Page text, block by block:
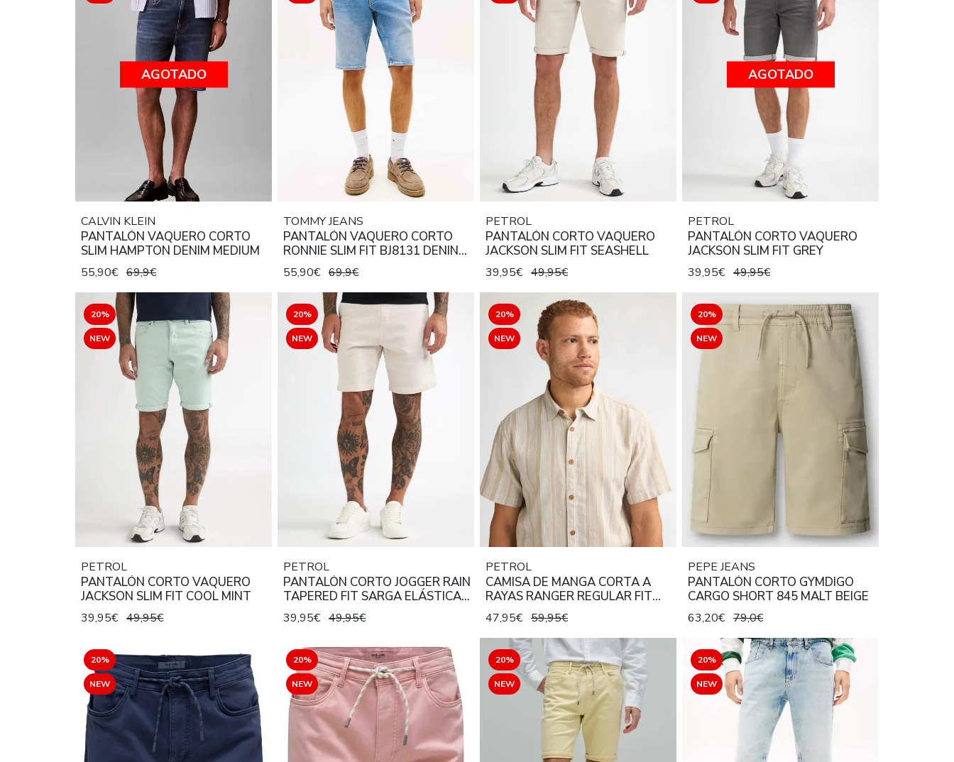
AGOTADO
CALVIN KLEIN
PANTALÓN VAQUERO CORTO
SLIM HAMPTON DENIM MEDIUM
55,90€ 69,9€
TOMMY JEANS
PANTALÓN VAQUERO CORTO
RONNIE SLIM FIT BJ8131 DENIN
MEDIUM
55,90€ 69,9€
PETROL
PANTALÓN CORTO VAQUERO
JACKSON SLIM FIT SEASHELL
39,95€ 49,95€
AGOTADO
PETROL
PANTALÓN CORTO VAQUERO
JACKSON SLIM FIT GREY
39,95€ 49,95€
20%
NEW
PETROL
PANTALÓN CORTO VAQUERO
JACKSON SLIM FIT COOL MINT
39,95€ 49,95€
20%
NEW
PETROL
PANTALÓN CORTO JOGGER RAIN
TAPERED FIT SARGA ELÁSTICA
TWILL SEASHELL
39,95€ 49,95€
20%
NEW
PETROL
CAMISA DE MANGA CORTA A
RAYAS RANGER REGULAR FIT
LIGHT TAN
47,95€ 59,95€
20%
NEW
PEPE JEANS
PANTALÓN CORTO GYMDIGO
CARGO SHORT 845 MALT BEIGE
63,20€ 79,0€
20%
NEW
20%
NEW
20%
NEW
20%
NEW